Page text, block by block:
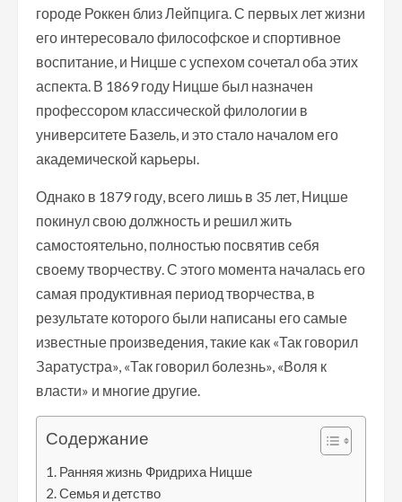
городе Роккен близ Лейпцига. С первых лет жизни
его интересовало философское и спортивное
воспитание, и Ницше с успехом сочетал оба этих
аспекта. В 1869 году Ницше был назначен
профессором классической филологии в
университете Базель, и это стало началом его
академической карьеры.
Однако в 1879 году, всего лишь в 35 лет, Ницше
покинул свою должность и решил жить
самостоятельно, полностью посвятив себя
своему творчеству. С этого момента началась его
самая продуктивная период творчества, в
результате которого были написаны его самые
известные произведения, такие как «Так говорил
Заратустра», «Так говорил болезнь», «Воля к
власти» и многие другие.
Содержание
Ранняя жизнь Фридриха Ницше
Семья и детство